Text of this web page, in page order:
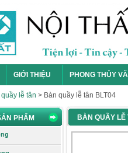
GIỚI THIỆU PHONG THỦY
quầy lễ tân > Bàn quầy lễ tân BLT04
PHẨM
VNĐ
BLT16CT
BÀN QUẦY LỄ